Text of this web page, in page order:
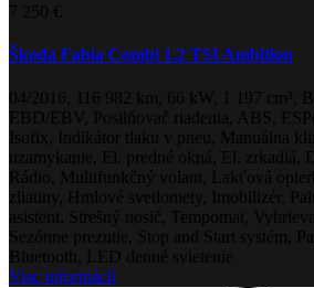
7 250 €
Škoda Fabia Combi 1.2 TSI Ambition
04/2016, 116 982 km, 66 kW, 1 197 cm³,
EBD/EBV, Posilňovač riadenia, ABS,
Isofix, Indikátor tlaku v pneu, Manuálna
uzamykanie, El. predné okná, El. zrkadlá,
Rádio, Multifunkčný volant, Lakťová
zliatiny, Hmlové svetlomety, Imobilizér,
asistent, Strešný nosič, Tempomat,
Sezónne prezutie, Stop and Start systém,
Bluetooth, LED denné svietenie
Viac informácií